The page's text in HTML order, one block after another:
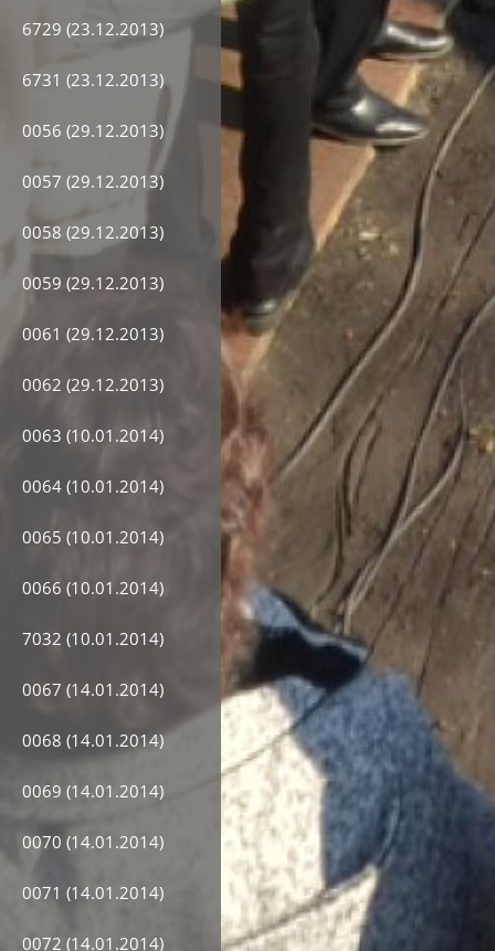
6729 (23.12.2013)
6731 (23.12.2013)
0056 (29.12.2013)
0057 (29.12.2013)
0058 (29.12.2013)
0059 (29.12.2013)
0061 (29.12.2013)
0062 (29.12.2013)
0063 (10.01.2014)
0064 (10.01.2014)
0065 (10.01.2014)
0066 (10.01.2014)
7032 (10.01.2014)
0067 (14.01.2014)
0068 (14.01.2014)
0069 (14.01.2014)
0070 (14.01.2014)
0071 (14.01.2014)
0072 (14.01.2014)